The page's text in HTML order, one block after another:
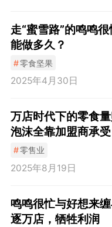
走“蜜雪路”的鸣鸣
能做多久？
#零食坚果
2025年4月30日
万店时代下的零食
泡沫全靠加盟商承受
#零售业
2025年8月19日
鸣鸣很忙与好想来
逐万店，牺牲利润